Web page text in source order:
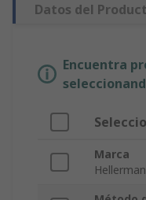
Datos del
Encuentra
Marca